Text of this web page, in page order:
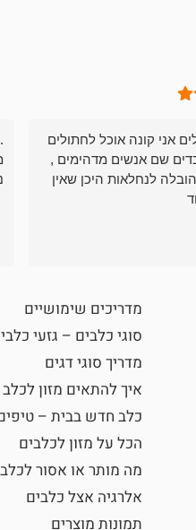
אני קונה אוכל לחתולים
שם אנשים מדהימים ,
לנחלאות היכן שאין
מדריכים שימושיים
סוגי כלבים – גזעי
מדריך סוגי דגים
איך להתאים מזון לכלב
כלב חדש בבית –
הכל על מזון לכלבים
מה מותר או אסור לכלב
אלרגיה אצל כלבים
תמונות מוצרים